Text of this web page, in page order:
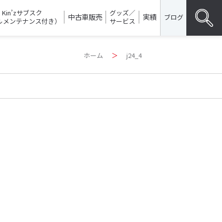
Kin’zサブスク
ンテナンス付き）
中古車販売
グッズ／
サービス
実績 ブログ
ホーム ＞ j24_4